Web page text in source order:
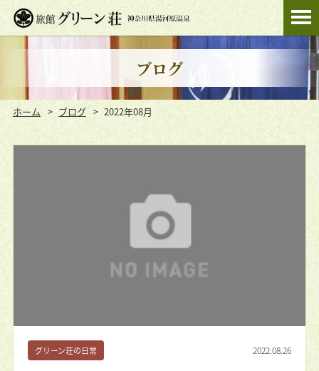
ブログ
ホーム ブログ 2022年08月
グリーン荘の日常 2022.08.26